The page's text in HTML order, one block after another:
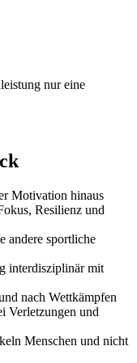
nur eine
Motivation hinaus
Resilienz und
andere sportliche
interdisziplinär mit
nach Wettkämpfen
Verletzungen und
Menschen und nicht